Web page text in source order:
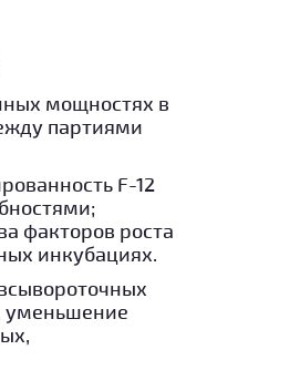
мощностях в
партиями
F-12
факторов роста
инкубациях.
уменьшение